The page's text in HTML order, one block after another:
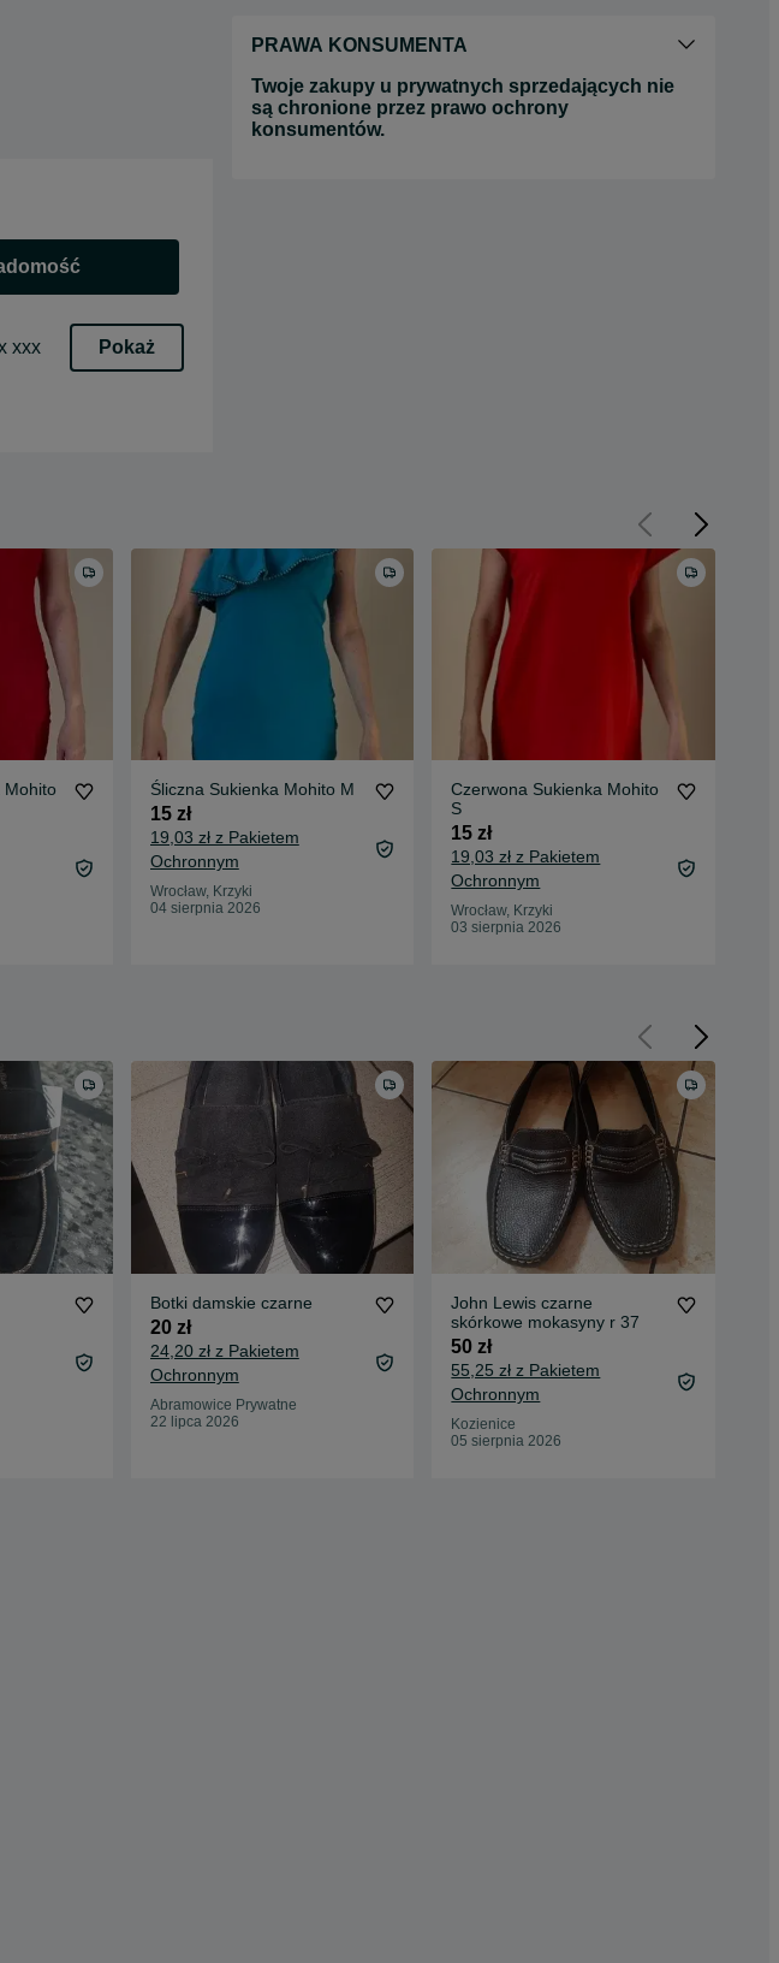
xxx Pokaż
PRAWA KONSUMENTA
Twoje zakupy u prywatnych sprzedających nie
są chronione przez prawo ochrony
konsumentów.
Mohito
Śliczna Sukienka Mohito M
15 zł
19,03 zł z Pakietem
Ochronnym
Wrocław, Krzyki
04 sierpnia 2026
Czerwona Sukienka Mohito
S
15 zł
19,03 zł z Pakietem
Ochronnym
Wrocław, Krzyki
03 sierpnia 2026
Botki damskie czarne
20 zł
24,20 zł z Pakietem
Ochronnym
Abramowice Prywatne
22 lipca 2026
John Lewis czarne
skórkowe mokasyny r 37
50 zł
55,25 zł z Pakietem
Ochronnym
Kozienice
05 sierpnia 2026